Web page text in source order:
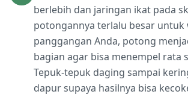
berlebih dan jaringan ikat pada
potongannya terlalu besar untuk
panggangan Anda, potong
bagian agar bisa menempel rata
Tepuk-tepuk daging sampai
dapur supaya hasilnya bisa